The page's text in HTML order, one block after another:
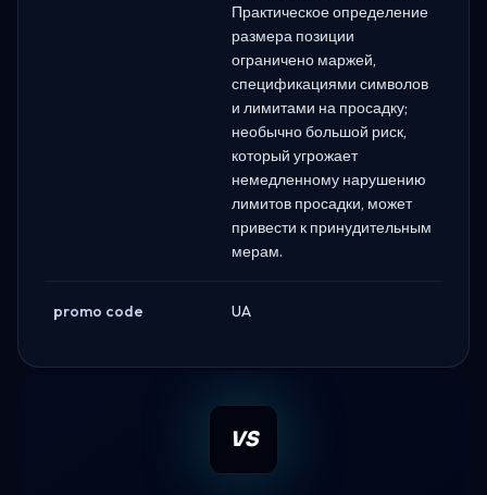
Практическое определение
размера позиции
ограничено маржей,
спецификациями символов
и лимитами на просадку;
необычно большой риск,
который угрожает
немедленному нарушению
лимитов просадки, может
привести к принудительным
мерам.
promo code UA
VS